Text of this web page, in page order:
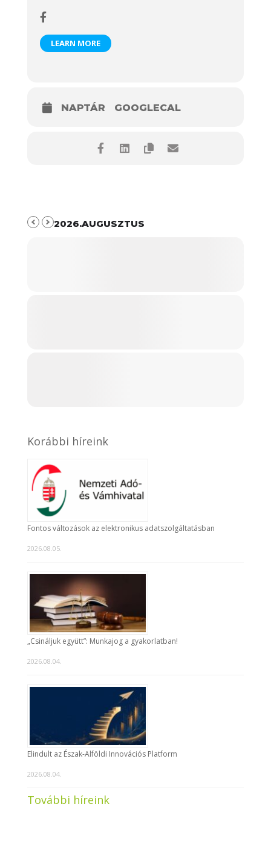
LEARN MORE
NAPTÁR GOOGLECAL
2026.AUGUSZTUS
Korábbi híreink
Fontos változások az elektronikus adatszolgáltatásban
2026.08.05.
„Csináljuk együtt”: Munkajog a gyakorlatban!
2026.08.04.
Elindult az Észak-Alföldi Innovációs Platform
2026.08.04.
További híreink